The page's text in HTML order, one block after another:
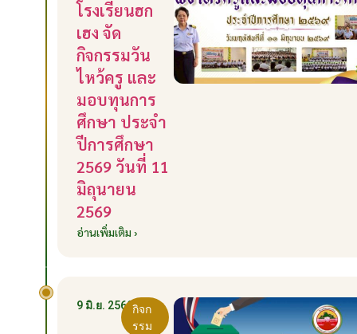
โรงเรียนฮก
เฮง จัด
กิจกรรมวัน
ไหว้ครู และ
มอบทุนการ
ศึกษา ประจำ
ปีการศึกษา
2569 วันที่ 11
มิถุนายน
2569
อ่านเพิ่มเติม ›
9 มิ.ย. 2569กิจก
รรม